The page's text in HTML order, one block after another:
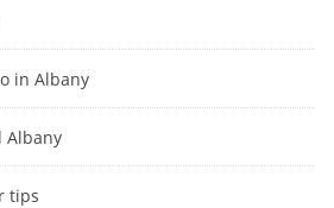
in Albany
Albany
tips